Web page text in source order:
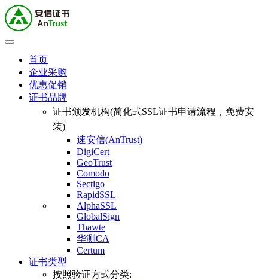
首页
企业采购
优惠促销
证书品牌
证书颁发机构(简化式SSL证书申请流程，免费安
装)
速安信(AnTrust)
DigiCert
GeoTrust
Comodo
Sectigo
RapidSSL
AlphaSSL
GlobalSign
Thawte
华测CA
Certum
证书类型
按照验证方式分类: